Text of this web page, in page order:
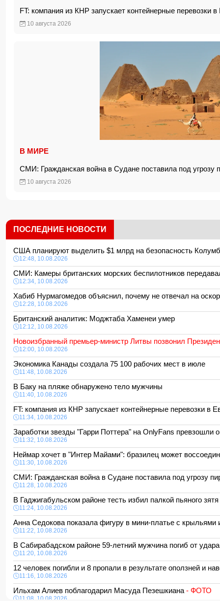
FT: компания из КНР запускает контейнерные перевозки
10 августа 2026
В МИРЕ
СМИ: Гражданская война в Судане поставила под
10 августа 2026
ПОСЛЕДНИЕ НОВОСТИ
США планируют выделить $1 млрд на безопасность
12:48, 10.08.2026
СМИ: Камеры британских морских беспилотников
12:34, 10.08.2026
Хабиб Нурмагомедов объяснил, почему не отвечал на
12:28, 10.08.2026
Британский аналитик: Моджтаба Хаменеи умер
12:12, 10.08.2026
Новоизбранный премьер-министр Литвы позвонил
12:00, 10.08.2026
Экономика Канады создала 75 100 рабочих мест в июле
11:48, 10.08.2026
В Баку на пляже обнаружено тело мужчины
11:40, 10.08.2026
FT: компания из КНР запускает контейнерные перевозки в
11:34, 10.08.2026
Заработки звезды "Гарри Поттера" на OnlyFans превзошли
11:32, 10.08.2026
Неймар хочет в "Интер Майами": бразилец может
11:30, 10.08.2026
СМИ: Гражданская война в Судане поставила под угрозу
11:28, 10.08.2026
В Гаджигабульском районе тесть избил палкой пьяного
11:24, 10.08.2026
Анна Седокова показала фигуру в мини-платье с
11:22, 10.08.2026
В Сабирабадском районе 59-летний мужчина погиб от
11:20, 10.08.2026
12 человек погибли и 8 пропали в результате оползней и
11:16, 10.08.2026
Ильхам Алиев поблагодарил Масуда Пезешкиана - ФОТО
11:08, 10.08.2026